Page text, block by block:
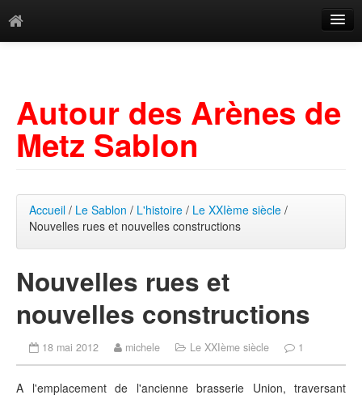
Mots-clés
Autour des Arènes de
Metz Sablon
Accueil / Le Sablon / L'histoire / Le XXIème siècle /
Nouvelles rues et nouvelles constructions
Nouvelles rues et
nouvelles constructions
18 mai 2012 michele Le XXIème siècle 1
A l'emplacement de l'ancienne brasserie Union, traversant